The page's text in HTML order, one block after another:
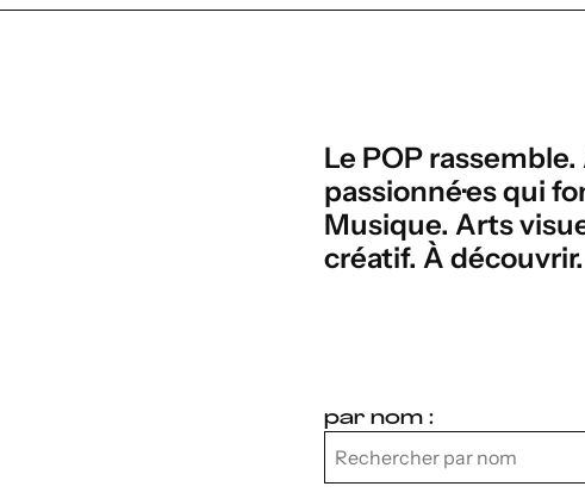
Le POP
passionné·es qui
Musique. Arts
créatif. À
par nom :